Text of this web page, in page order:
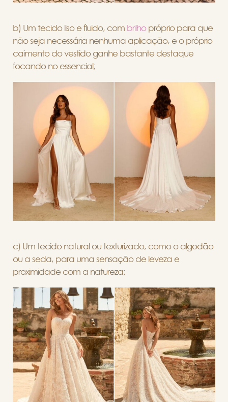
b) Um tecido liso e fluido, com brilhopróprio para que
não seja necessária nenhuma aplicação, e o próprio
caimento do vestido ganhe bastante destaque
focando no essencial;
c) Um tecido natural ou texturizado, como o algodão
ou a seda, para uma sensação de leveza e
proximidade com a natureza;